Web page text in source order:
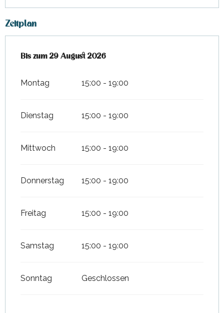
Zeitplan
vom6 Juli 2026bis zum29 August 2026
Bis zum29 August 2026
Montag 15:00 - 19:00
Dienstag 15:00 - 19:00
Mittwoch 15:00 - 19:00
Donnerstag 15:00 - 19:00
Freitag 15:00 - 19:00
Samstag 15:00 - 19:00
Sonntag Geschlossen